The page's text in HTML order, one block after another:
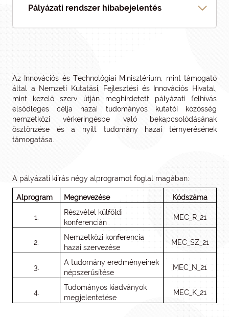
Pályázati rendszer hibabejelentés
Az Innovációs és Technológiai Minisztérium, mint támogató
által a Nemzeti Kutatási, Fejlesztési és Innovációs Hivatal,
mint kezelő szerv útján meghirdetett pályázati felhívás
elsődleges célja hazai tudományos kutatói közösség
nemzetközi vérkeringésbe való bekapcsolódásának
ösztönzése és a nyílt tudomány hazai térnyerésének
támogatása.
A pályázati kiírás négy alprogramot foglal magában:
Alprogram Megnevezése Kódszáma
1.
Részvétel külföldi
konferencián
MEC_R_21
2.
Nemzetközi konferencia
hazai szervezése
MEC_SZ_21
3.
A tudomány eredményeinek
népszerűsítése
MEC_N_21
4.
Tudományos kiadványok
megjelentetése
MEC_K_21